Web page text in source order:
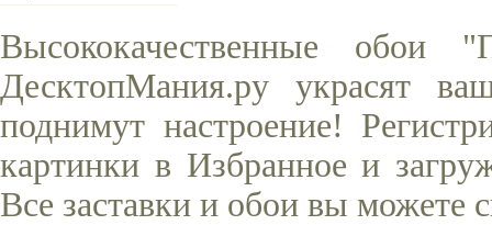
Высококачественные
ДесктопМания.ру украсят
поднимут настроение!
картинки в Избранное и
Все заставки и обои вы можете